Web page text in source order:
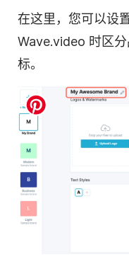
在这里，您可以设
Wave.video 时区
标。